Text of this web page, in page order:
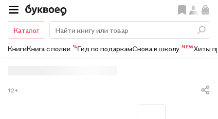
Каталог
КнигиКнига с полки %Гид по подаркамСнова в школу NEWХиты
12+